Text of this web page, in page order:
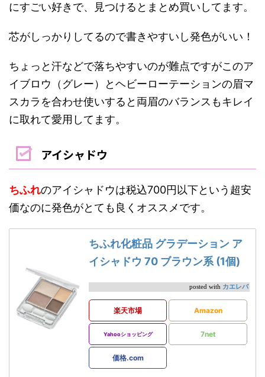
にすごい好きで、見つけるとまとめ買いしてます。
芯がしっかりしてるので書きやすいし発色がいい！
ちょっと汗などで落ちやすいのが難点ですがこのア
イブロウ（グレー）とヘビーローテーションの眉マ
スカラを合わせ使いすると両眉のバランスもキレイ
に取れて愛用してます。
アイシャドウ
ちふれのアイシャドウは税込700円以下という超安
価なのに発色がとても良くオススメです。
ちふれ化粧品 グラデーション ア
イシャドウ 70 ブラウン系 (1個)
posted with カエレバ
楽天市場 Amazon
Yahooショッピング 7net
価格.com